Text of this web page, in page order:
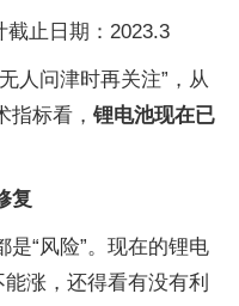
止日期：2023.3
人问津时再关注”，从
指标看， 锂电池现在已
复
“风险”。现在的锂电
涨，还得看有没有利